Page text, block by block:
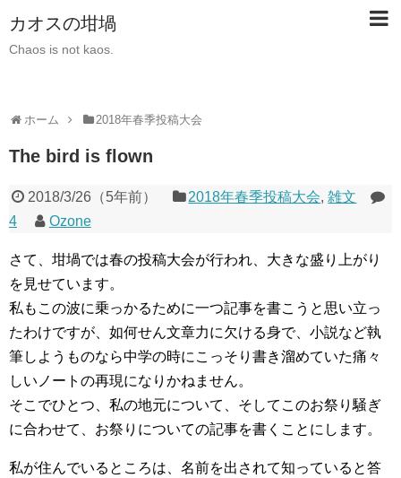
カオスの坩堝
Chaos is not kaos.
ホーム 2018年春季投稿大会
The bird is flown
2018/3/26（5年前） 2018年春季投稿大会,雑文
4
Ozone
さて、坩堝では春の投稿大会が行われ、大きな盛り上がり
を見せています。
私もこの波に乗っかるために一つ記事を書こうと思い立っ
たわけですが、如何せん文章力に欠ける身で、小説など執
筆しようものなら中学の時にこっそり書き溜めていた痛々
しいノートの再現になりかねません。
そこでひとつ、私の地元について、そしてこのお祭り騒ぎ
に合わせて、お祭りについての記事を書くことにします。
私が住んでいるところは、名前を出されて知っていると答